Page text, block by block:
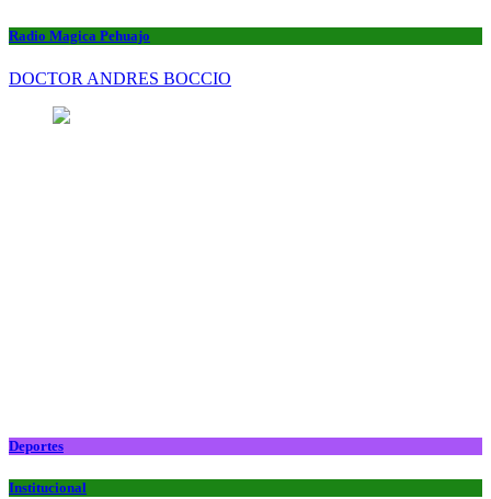
Radio Magica Pehuajo
DOCTOR ANDRES BOCCIO
Deportes
Institucional